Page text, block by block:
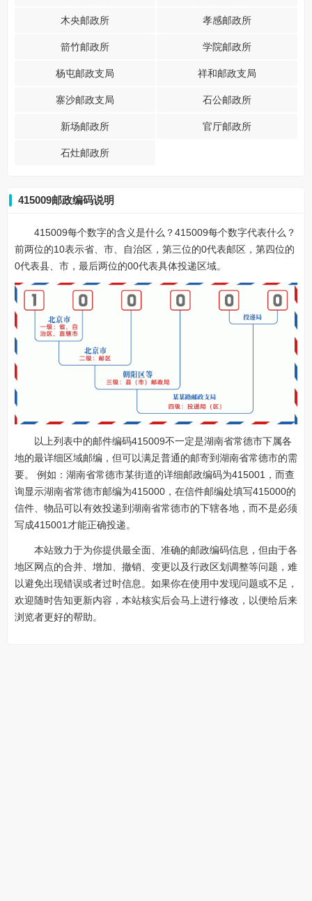
木央邮政所 孝感邮政所
箭竹邮政所 学院邮政所
杨屯邮政支局 祥和邮政支局
寨沙邮政支局 石公邮政所
新场邮政所 官厅邮政所
石灶邮政所
415009邮政编码说明
415009每个数字的含义是什么？415009每个数字代表什么？
前两位的10表示省、市、自治区，第三位的0代表邮区，第四位的
0代表县、市，最后两位的00代表具体投递区域。
以上列表中的邮件编码415009不一定是湖南省常德市下属各
地的最详细区域邮编，但可以满足普通的邮寄到湖南省常德市的需
要。 例如：湖南省常德市某街道的详细邮政编码为415001，而查
询显示湖南省常德市邮编为415000，在信件邮编处填写415000的
信件、物品可以有效投递到湖南省常德市的下辖各地，而不是必须
写成415001才能正确投递。
本站致力于为你提供最全面、准确的邮政编码信息，但由于各
地区网点的合并、增加、撤销、变更以及行政区划调整等问题，难
以避免出现错误或者过时信息。如果你在使用中发现问题或不足，
欢迎随时告知更新内容，本站核实后会马上进行修改，以便给后来
浏览者更好的帮助。